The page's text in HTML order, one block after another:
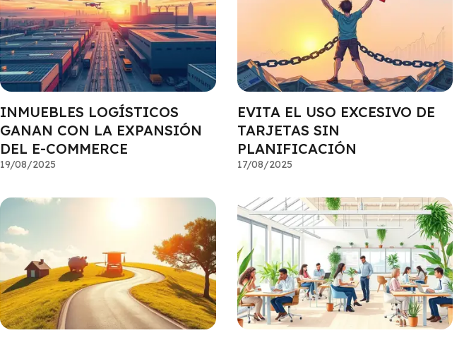
INMUEBLES LOGÍSTICOS
GANAN CON LA EXPANSIÓN
DEL E-COMMERCE
19/08/2025
EVITA EL USO EXCESIVO DE
TARJETAS SIN
PLANIFICACIÓN
17/08/2025